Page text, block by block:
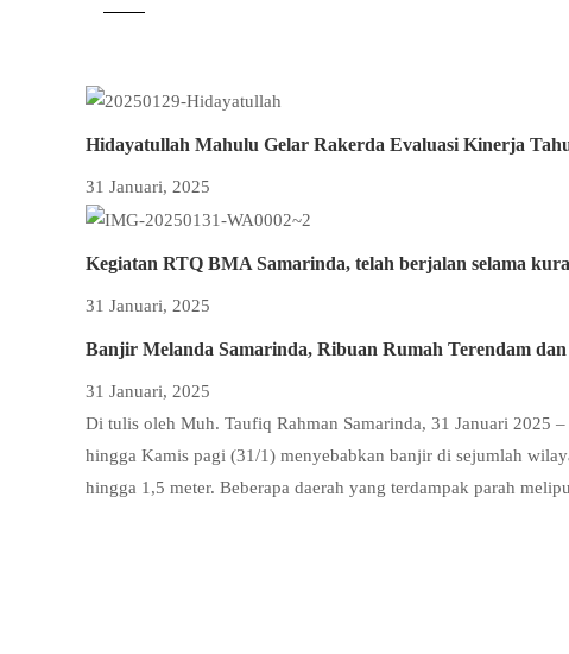
Hidayatullah Mahulu Gelar Rakerda Evaluasi Kinerja
31 Januari, 2025
Kegiatan RTQ BMA Samarinda, telah berjalan selama
31 Januari, 2025
Banjir Melanda Samarinda, Ribuan Rumah Terendam
31 Januari, 2025
Di tulis oleh Muh. Taufiq Rahman Samarinda, 31 Januari 2025
hingga Kamis pagi (31/1) menyebabkan banjir di sejumlah
hingga 1,5 meter. Beberapa daerah yang terdampak parah